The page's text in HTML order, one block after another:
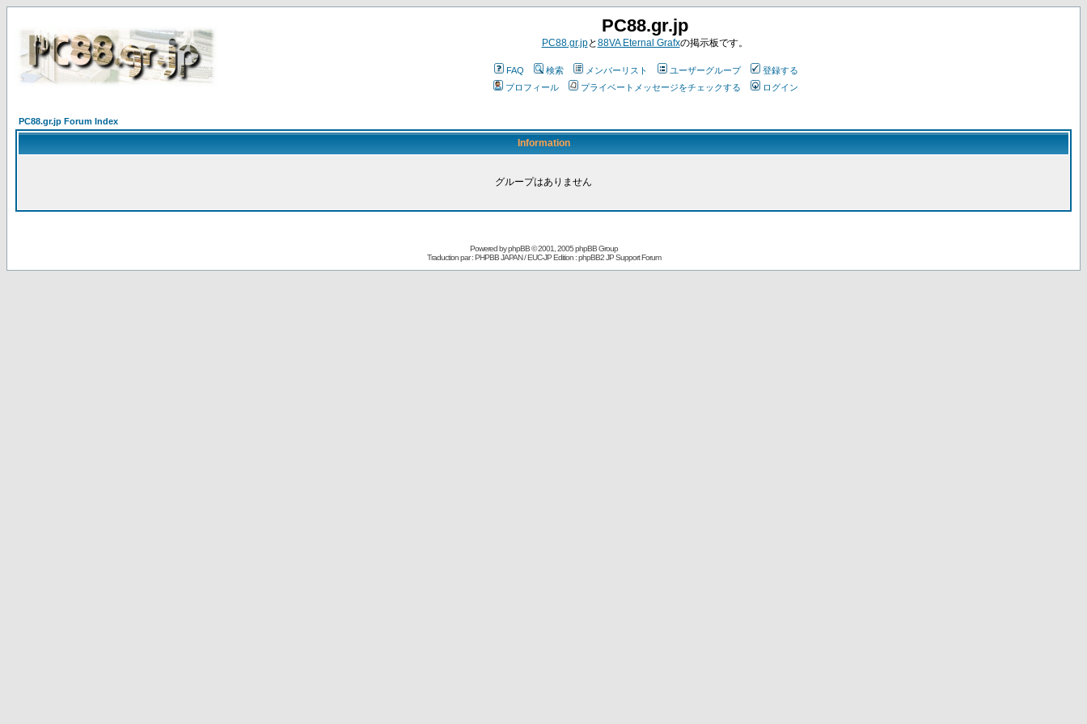
PC88.gr.jp
PC88.gr.jpと88VA Eternal Grafxの掲示板です。
FAQ 検索 メンバーリスト ユーザーグループ
登録する
プロフィール
プライベートメッセージをチェックする ログイン
PC88.gr.jp Forum Index
Information
グループはありません
Powered byphpBB© 2001, 2005 phpBB Group
Traduction par : PHPBB JAPAN / EUC-JP Edition :phpBB2 JP Support Forum